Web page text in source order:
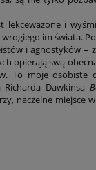
i
im świata.
i agnostyków –
opierają swą
To moje osobiste
Dawkinsa
naczelne miejsce